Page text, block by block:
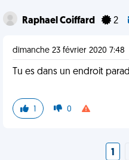
Raphael Coiffard 2
dimanche 23 février 2020 7:48
Tu es dans un endroit
1 0
1